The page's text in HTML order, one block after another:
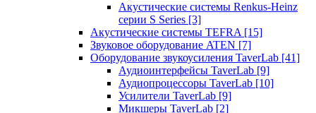
Акустические системы Renkus-Heinz
серии S Series [3]
Акустические системы TEFRA [15]
Звуковое оборудование ATEN [7]
Оборудование звукоусиления TaverLab [41]
Аудиоинтерфейсы TaverLab [9]
Аудиопроцессоры TaverLab [10]
Усилители TaverLab [9]
Микшеры TaverLab [2]